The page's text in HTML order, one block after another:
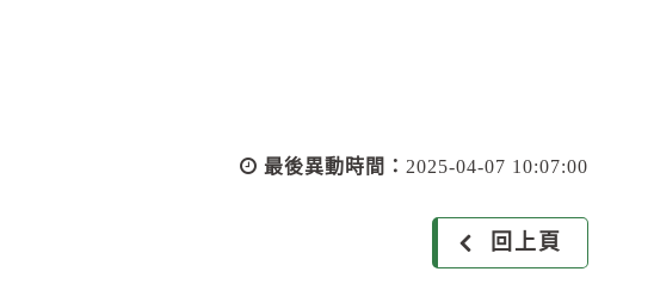
最後異動時間： 2025-04-07 10:07:00
回上頁